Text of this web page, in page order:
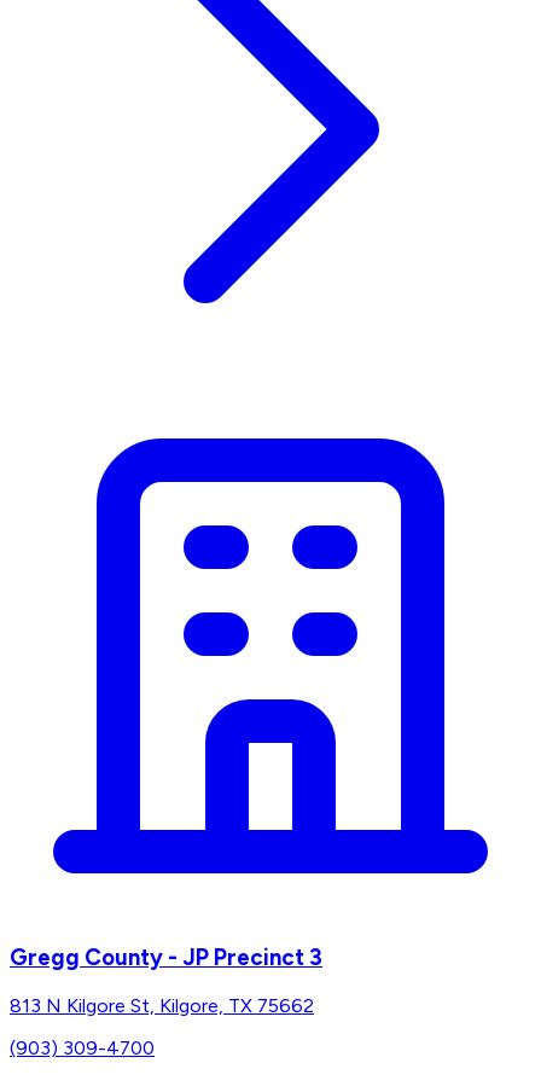
Gregg County - JP Precinct 3
813 N Kilgore St, Kilgore, TX 75662
(903) 309-4700